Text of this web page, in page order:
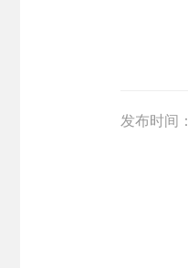
发布时间：